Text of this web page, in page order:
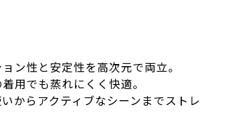
ン性と安定性を高次元で両立。
用でも蒸れにくく快適。
からアクティブなシーンまでストレ